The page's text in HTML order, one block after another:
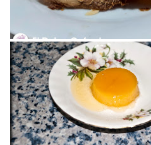
Tejas de Almendra